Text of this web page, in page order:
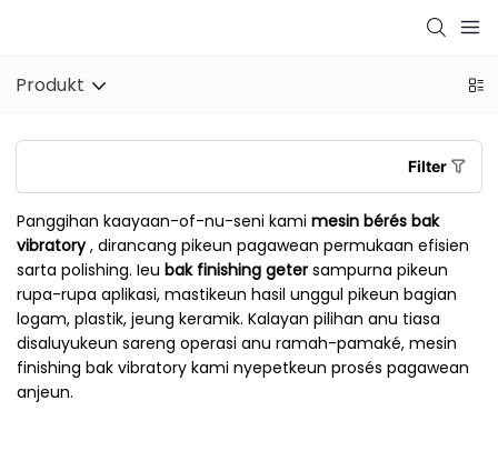
Produkt
Filter
Panggihan kaayaan-of-nu-seni kami mesin bérés bak
vibratory, dirancang pikeun pagawean permukaan efisien
sarta polishing. Ieu bak finishing getersampurna pikeun
rupa-rupa aplikasi, mastikeun hasil unggul pikeun bagian
logam, plastik, jeung keramik. Kalayan pilihan anu tiasa
disaluyukeun sareng operasi anu ramah-pamaké, mesin
finishing bak vibratory kami nyepetkeun prosés pagawean
anjeun.